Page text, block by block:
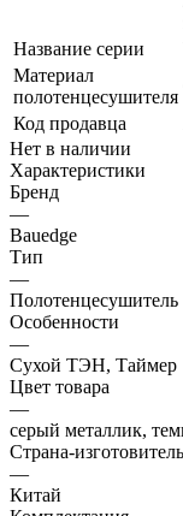
Название серии
Материал
полотенцесушителя
Код продавца
Нет в наличии
Характеристики
Бренд
—
Bauedge
Тип
—
Полотенцесушитель
Особенности
—
Сухой ТЭН, Таймер
Цвет товара
—
серый металлик,
Страна-изготовитель
—
Китай